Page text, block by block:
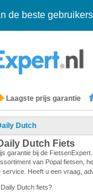
de beste
Laagste prijs garantie
Dutch
Dutch Fiets
garantie bij de
van Popal fietsen,
service. Heeft u een vraag,
Dutch fiets?